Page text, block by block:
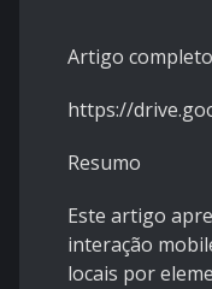
Artigo
https://
Resumo
Este artigo
interação
locais por